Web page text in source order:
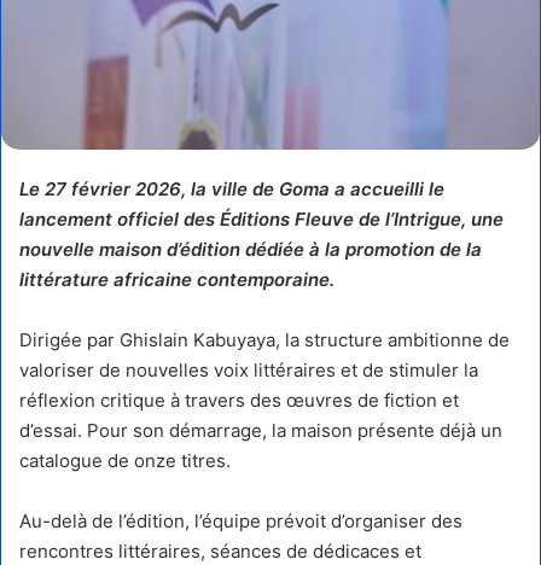
Le 27 février 2026, la ville de Goma a accueilli le
lancement officiel des Éditions Fleuve de l’Intrigue, une
nouvelle maison d’édition dédiée à la promotion de la
littérature africaine contemporaine.
Dirigée par Ghislain Kabuyaya, la structure ambitionne de
valoriser de nouvelles voix littéraires et de stimuler la
réflexion critique à travers des œuvres de fiction et
d’essai. Pour son démarrage, la maison présente déjà un
catalogue de onze titres.
Au-delà de l’édition, l’équipe prévoit d’organiser des
rencontres littéraires, séances de dédicaces et